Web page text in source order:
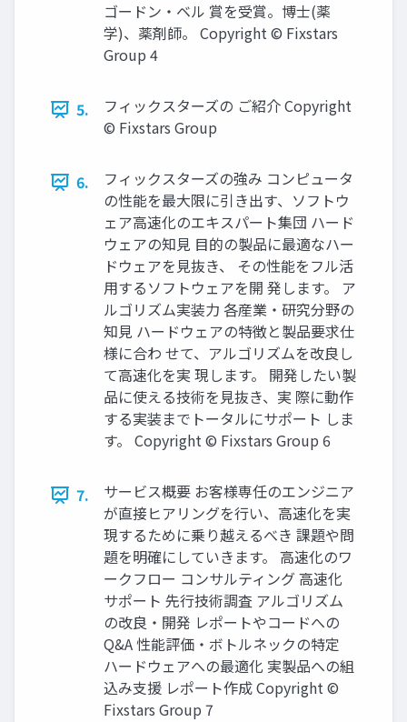
ゴードン・ベル 賞を受賞。博士(薬
学)、薬剤師。 Copyright © Fixstars
Group 4
5.
フィックスターズの ご紹介 Copyright
© Fixstars Group
6.
フィックスターズの強み コンピュータ
の性能を最大限に引き出す、ソフトウ
ェア高速化のエキスパート集団 ハード
ウェアの知見 目的の製品に最適なハー
ドウェアを見抜き、 その性能をフル活
用するソフトウェアを開 発します。 ア
ルゴリズム実装力 各産業・研究分野の
知見 ハードウェアの特徴と製品要求仕
様に合わ せて、アルゴリズムを改良し
て高速化を実 現します。 開発したい製
品に使える技術を見抜き、実 際に動作
する実装までトータルにサポート しま
す。 Copyright © Fixstars Group 6
7.
サービス概要 お客様専任のエンジニア
が直接ヒアリングを行い、高速化を実
現するために乗り越えるべき 課題や問
題を明確にしていきます。 高速化のワ
ークフロー コンサルティング 高速化
サポート 先行技術調査 アルゴリズム
の改良・開発 レポートやコードへの
Q&A 性能評価・ボトルネックの特定
ハードウェアへの最適化 実製品への組
込み支援 レポート作成 Copyright ©
Fixstars Group 7